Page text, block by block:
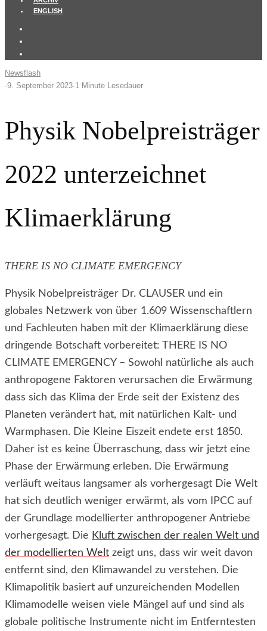
ENGLISH
Newsflash
·9. September 2023·1 Minute Lesedauer
Physik Nobelpreisträger
2022 unterzeichnet
Klimaerklärung
THERE IS NO CLIMATE EMERGENCY
Physik Nobelpreisträger Dr. CLAUSER und ein
globales Netzwerk von über 1.609 Wissenschaftlern
und Fachleuten haben mit der Klimaerklärung diese
dringende Botschaft vorbereitet: THERE IS NO
CLIMATE EMERGENCY – Sowohl natürliche als auch
anthropogene Faktoren verursachen die Erwärmung
dass sich das Klima der Erde seit der Existenz des
Planeten verändert hat, mit natürlichen Kalt- und
Warmphasen. Die Kleine Eiszeit endete erst 1850.
Daher ist es keine Überraschung, dass wir jetzt eine
Phase der Erwärmung erleben. Die Erwärmung
verläuft weitaus langsamer als vorhergesagt Die Welt
hat sich deutlich weniger erwärmt, als vom IPCC auf
der Grundlage modellierter anthropogener Antriebe
vorhergesagt. Die Kluft zwischen der realen Welt und
der modellierten Welt zeigt uns, dass wir weit davon
entfernt sind, den Klimawandel zu verstehen. Die
Klimapolitik basiert auf unzureichenden Modellen
Klimamodelle weisen viele Mängel auf und sind als
globale politische Instrumente nicht im Entferntesten